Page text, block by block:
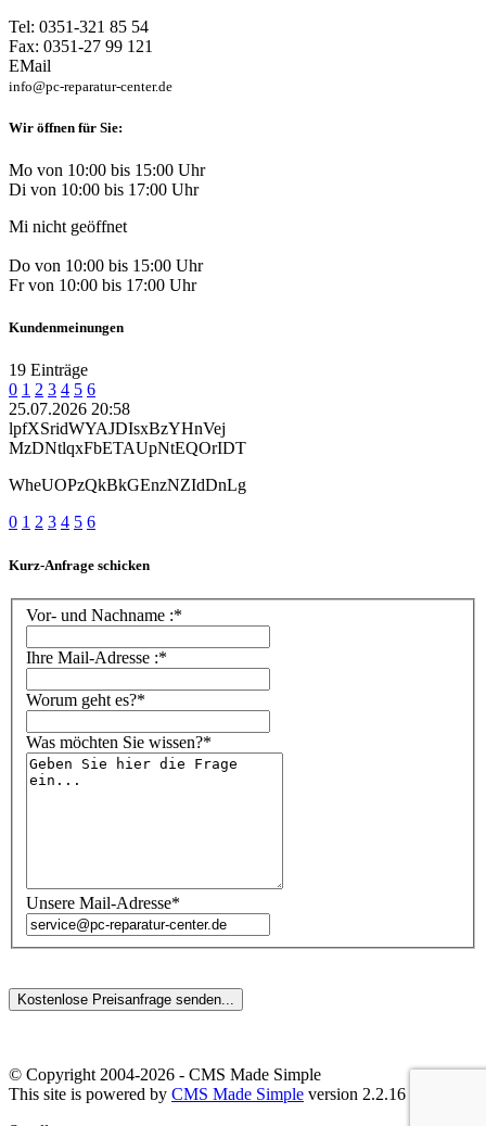
Tel: 0351-321 85 54
Fax: 0351-27 99 121
EMail
info@pc-reparatur-center.de
Wir öffnen für Sie:
Mo von 10:00 bis 15:00 Uhr
Di von 10:00 bis 17:00 Uhr
Mi nicht geöffnet
Do von 10:00 bis 15:00 Uhr
Fr von 10:00 bis 17:00 Uhr
Kundenmeinungen
19 Einträge
0 1 2 3 4 5 6
25.07.2026 20:58
lpfXSridWYAJDIsxBzYHnVej
MzDNtlqxFbETAUpNtEQOrIDT
WheUOPzQkBkGEnzNZIdDnLg
0 1 2 3 4 5 6
Kurz-Anfrage schicken
Vor- und Nachname :*
Ihre Mail-Adresse :*
Worum geht es?*
Was möchten Sie wissen?*
Unsere Mail-Adresse*
© Copyright 2004-2026 - CMS Made Simple
This site is powered by CMS Made Simple version 2.2.16